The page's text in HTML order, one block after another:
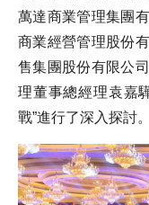
萬達商業管理集團
商業經營管理股份
售集團股份有限公
理董事總經理袁嘉
戰”進行了深入探討。